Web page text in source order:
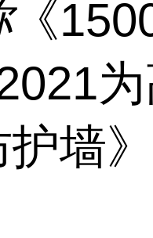
《
墙》